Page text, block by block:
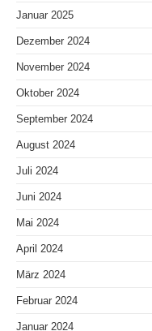
Januar 2025
Dezember 2024
November 2024
Oktober 2024
September 2024
August 2024
Juli 2024
Juni 2024
Mai 2024
April 2024
März 2024
Februar 2024
Januar 2024